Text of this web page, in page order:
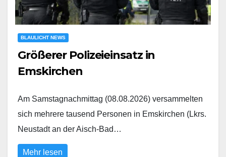
BLAULICHT NEWS
Größerer Polizeieinsatz in
Emskirchen
Am Samstagnachmittag (08.08.2026) versammelten
sich mehrere tausend Personen in Emskirchen (Lkrs.
Neustadt an der Aisch-Bad…
Mehr lesen